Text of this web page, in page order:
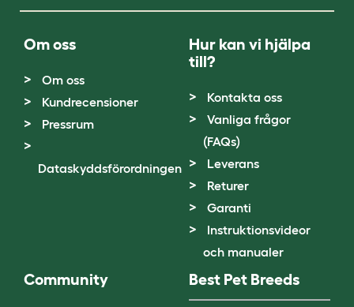
Om oss
Om oss
Kundrecensioner
Pressrum
Dataskyddsförordningen
Hur kan vi hjälpa
till?
Kontakta oss
Vanliga frågor
(FAQs)
Leverans
Returer
Garanti
Instruktionsvideor
och manualer
Community Best Pet Breeds